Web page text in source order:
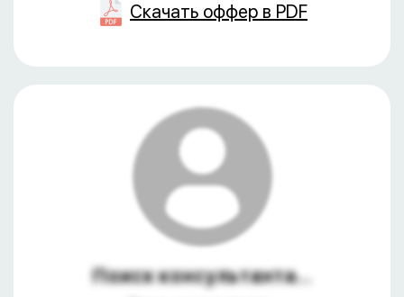
Скачать оффер в PDF
Поиск консультанта...